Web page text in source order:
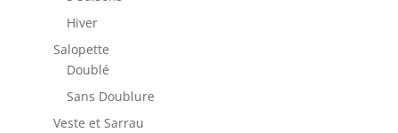
Hiver
Salopette
Doublé
Sans Doublure
Veste et Sarrau